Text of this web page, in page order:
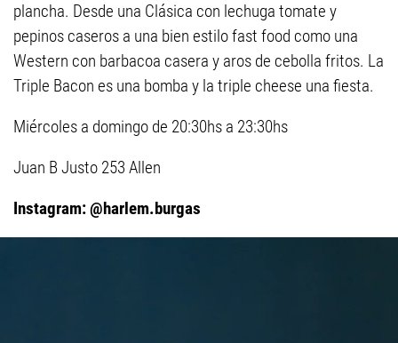
plancha. Desde una Clásica con lechuga tomate y
pepinos caseros a una bien estilo fast food como una
Western con barbacoa casera y aros de cebolla fritos. La
Triple Bacon es una bomba y la triple cheese una fiesta.
Miércoles a domingo de 20:30hs a 23:30hs
Juan B Justo 253 Allen
Instagram: @harlem.burgas